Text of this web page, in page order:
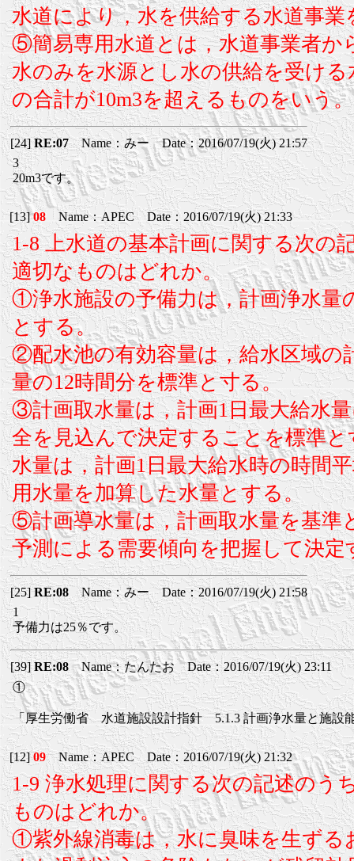
水道により，水を供給する水道事業
⑤簡易専用水道とは，水道事業者か
水のみを水源とし水の供給を受ける
の合計が10m3を超えるものをいう。
[24]RE:07Name：みー Date：2016/07/19(火) 21:57
3
20m3です。
[13]08 Name：APEC Date：2016/07/19(火) 21:33
1-8 上水道の基本計画に関する次の
適切なものはどれか。
①浄水施設の予備力は，計画浄水量
とする。
②配水池の有効容量は，給水区域の
量の12時間分を標準と寸る。
③計画取水量は，計画1日最大給水
全を見込んで決定することを標準
水量は，計画1日最大給水時の時間
用水量を加算した水量とする。
⑤計画導水量は，計画取水量を基準
予測による需要傾向を把握して決定
[25]RE:08 Name：みー Date：2016/07/19(火) 21:58
1
予備力は25％です。
[39]RE:08 Name：たんたお Date：2016/07/19(火) 23:11
①
「厚生労働省 水道施設設計指針 5.1.3 計画浄水量と施設
[12]09Name：APEC Date：2016/07/19(火) 21:32
1-9 浄水処理に関する次の記述のう
ものはどれか。
①紫外線消毒は，水に臭味を生ずる